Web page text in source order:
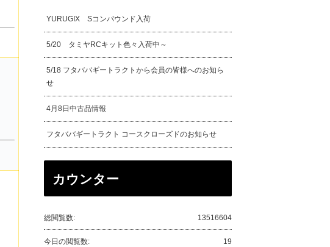
YURUGIX Sコンパウンド入荷
5/20 タミヤRCキット色々入荷中～
5/18 フタババギートラクトから会員の皆様へのお知ら
せ
4月8日中古品情報
フタババギートラクト コースクローズドのお知らせ
カウンター
13516604
総閲覧数:
19
今日の閲覧数: